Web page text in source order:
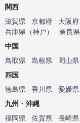
関西
滋賀県
京都府 大阪府
兵庫県 （神戸） 奈良県
中国
鳥取県
島根県 岡山県
四国
徳島県
香川県 愛媛県
九州・沖縄
福岡県
佐賀県 長崎県